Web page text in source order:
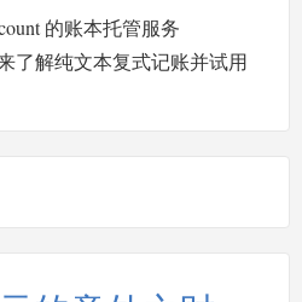
的账本托管服务
了解纯文本复式记账并试用